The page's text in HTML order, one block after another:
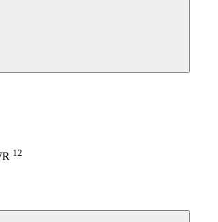
12